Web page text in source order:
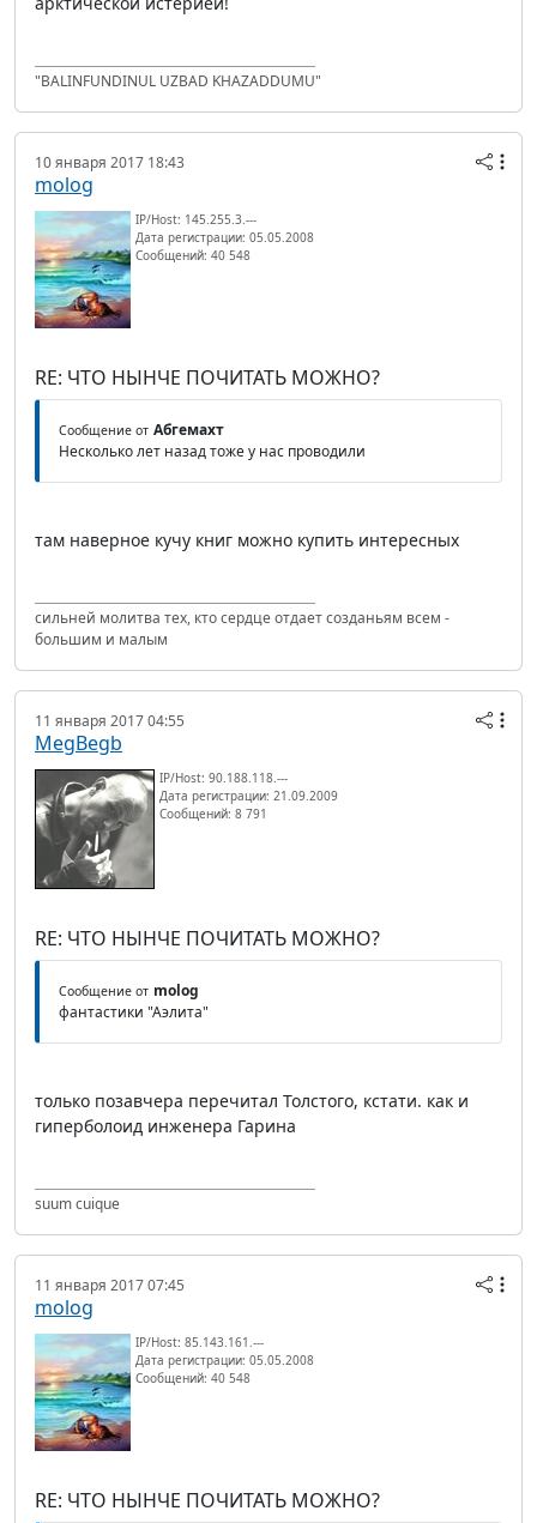
"BALINFUNDINUL UZBAD KHAZADDUMU"
10 января 2017 18:43
molog
IP/Host: 145.255.3.---
Дата регистрации: 05.05.2008
Сообщений: 40 548
RE: ЧТО НЫНЧЕ ПОЧИТАТЬ МОЖНО?
Сообщение от Абгемахт
Несколько лет назад тоже у нас проводили
там наверное кучу книг можно купить интересных
сильней молитва тех, кто сердце отдает созданьям всем -
большим и малым
11 января 2017 04:55
MegBegb
IP/Host: 90.188.118.---
Дата регистрации: 21.09.2009
Сообщений: 8 791
RE: ЧТО НЫНЧЕ ПОЧИТАТЬ МОЖНО?
Сообщение от molog
фантастики "Аэлита"
только позавчера перечитал Толстого, кстати. как и
гиперболоид инженера Гарина
suum cuique
11 января 2017 07:45
molog
IP/Host: 85.143.161.---
Дата регистрации: 05.05.2008
Сообщений: 40 548
RE: ЧТО НЫНЧЕ ПОЧИТАТЬ МОЖНО?